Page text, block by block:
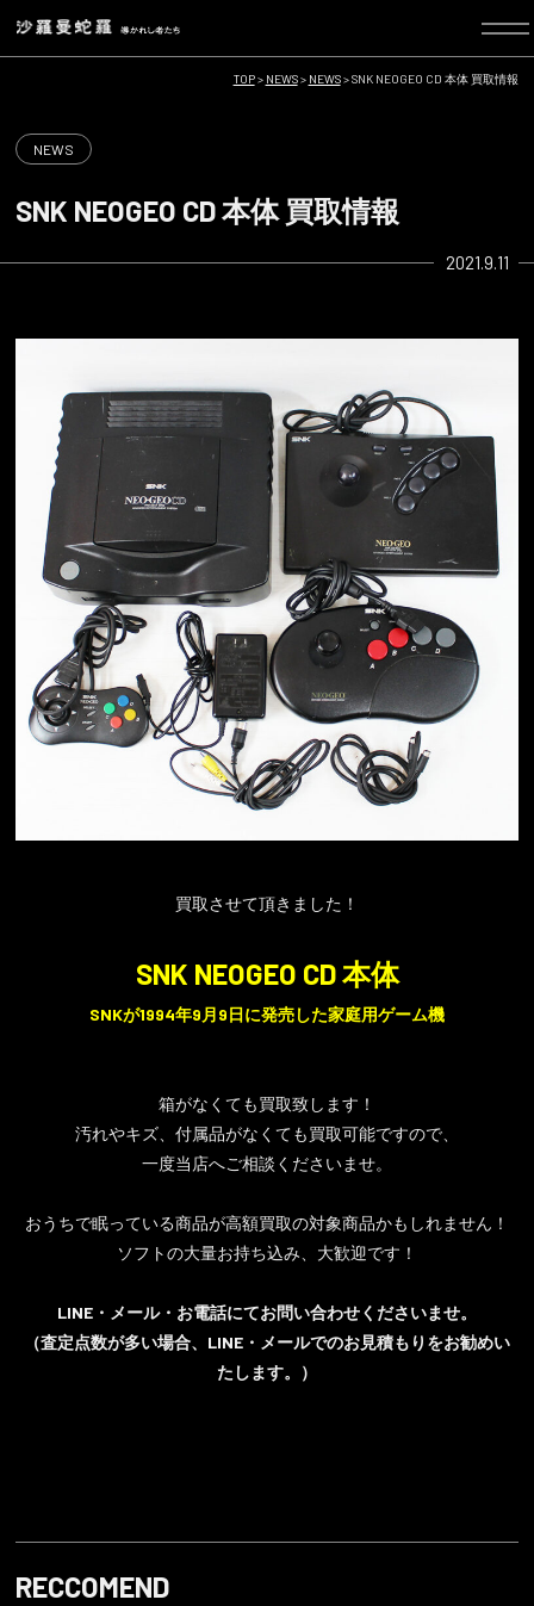
TOP> NEWS> NEWS>SNK NEOGEO CD 本体 買取情報
NEWS
SNK NEOGEO CD 本体 買取情報
2021.9.11
買取させて頂きました！
SNK NEOGEO CD 本体
SNKが1994年9月9日に発売した家庭用ゲーム機
箱がなくても買取致します！
汚れやキズ、付属品がなくても買取可能ですので、
一度当店へご相談くださいませ。
おうちで眠っている商品が高額買取の対象商品かもしれません！
ソフトの大量お持ち込み、大歓迎です！
LINE・メール・お電話にてお問い合わせくださいませ。
（査定点数が多い場合、LINE・メールでのお見積もりをお勧めい
たします。）
RECCOMEND